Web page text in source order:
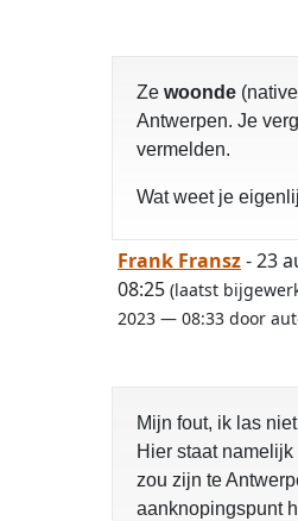
Ze woonde
Antwerpen. Je
vermelden.
Wat weet je
Frank Fransz- 23
08:25 (laatst
2023 — 08:33 door
Mijn fout, ik las
Hier staat
zou zijn te
aanknopingspunt